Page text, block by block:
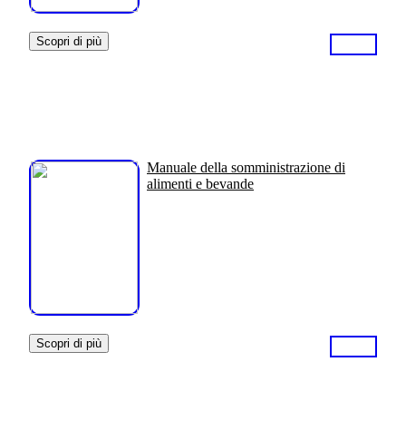
Scopri di più
Manuale della somministrazione di
alimenti e bevande
Scopri di più